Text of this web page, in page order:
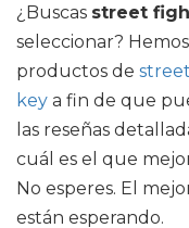
¿Buscas street
seleccionar?
productos de
key a fin de que
las reseñas
cuál es el que
No esperes. El
están esperando.